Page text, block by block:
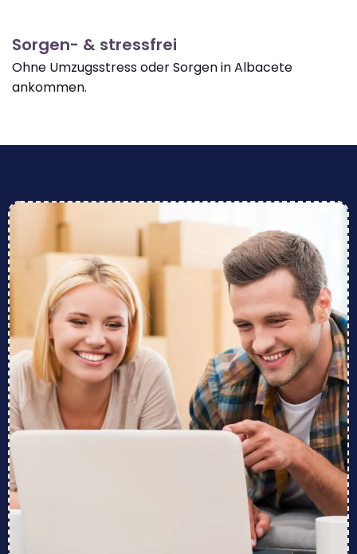
Sorgen- & stressfrei
Ohne Umzugsstress oder Sorgen in Albacete
ankommen.